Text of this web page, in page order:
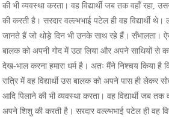
की भी व्यवस्था करता। वह विद्यार्थी जब तक वहाँ
की करती है। सरदार वल्ल्भभाई पटेल ही वह विद्यार्थी
जानते हैं जो थोड़े दिन भी उनके साथ रहे हैं। सँभालता।
बालक को अपनी गोद में उठा लिया और अपने साथियों से
देख-भाल करना हमारा धर्म है। अतः मैंने निश्चय किया
रात्रि में वह विद्यार्थी उस बालक को अपने पास ही
आदि पिलाने की भी व्यवस्था करता। वह विद्यार्थी जब
अपने शिशु की करती है। सरदार वल्ल्भभाई पटेल ही वह